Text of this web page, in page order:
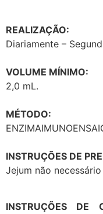
REALIZAÇÃO:
Diariamente –
VOLUME MÍNIMO:
2,0 mL.
MÉTODO:
INSTRUÇÕES DE
Jejum não necessário
INSTRUÇÕES DE